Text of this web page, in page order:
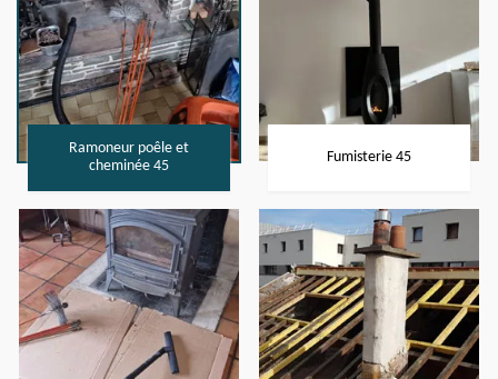
Ramoneur poêle et
cheminée 45
Fumisterie 45